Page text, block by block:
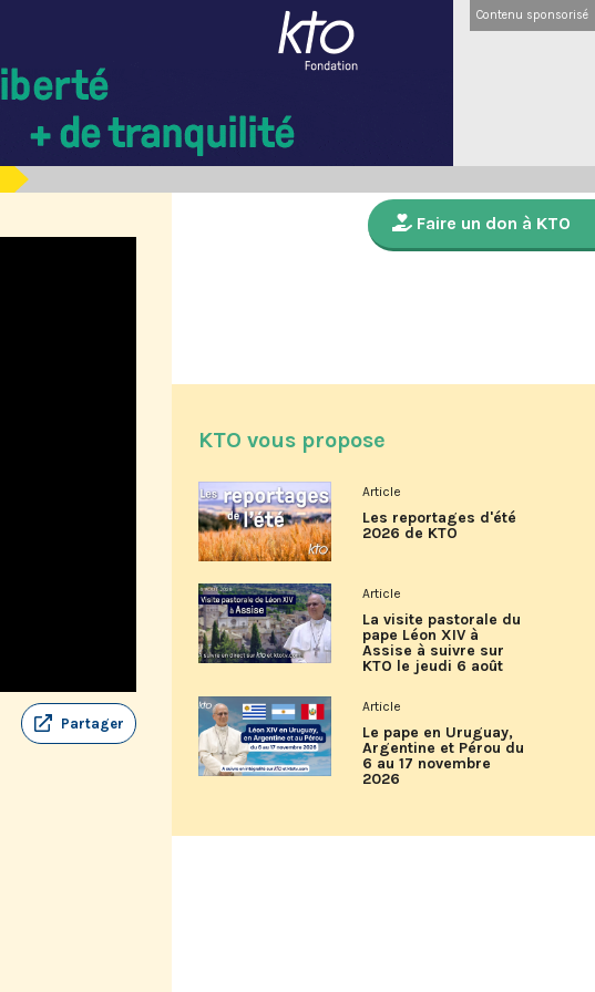
Contenu sponsorisé
Partager
Faire un don à KTO
KTO vous propose
Article
Les reportages d'été
2026 de KTO
Article
La visite pastorale du
pape Léon XIV à
Assise à suivre sur
KTO le jeudi 6 août
Article
Le pape en Uruguay,
Argentine et Pérou du
6 au 17 novembre
2026